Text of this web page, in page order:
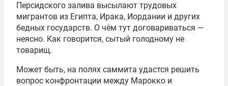
Персидского залива высылают трудовых
мигрантов из Египта, Ирака, Иордании и других
бедных государств. О чём тут договариваться —
неясно. Как говорится, сытый голодному не
товарищ.
Может быть, на полях саммита удастся решить
вопрос конфронтации между Марокко и